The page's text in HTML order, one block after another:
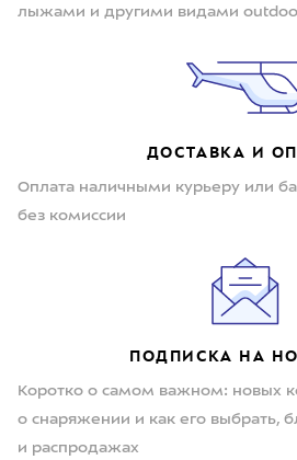
лыжами и другими видами
ДОСТАВКА И
Оплата наличными курьеру или
без комиссии
ПОДПИСКА НА
Коротко о самом важном: новых
о снаряжении и как его выбрать,
и распродажах